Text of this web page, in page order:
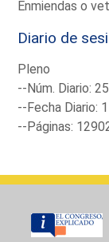
Enmiendas o
Diario de
Pleno
--Núm. Diario:
--Fecha Diario:
--Páginas: